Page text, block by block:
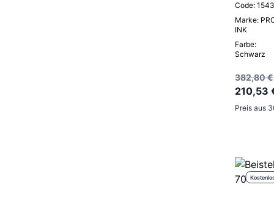
Code:
Marke:
INK
Farbe:
Schwarz
382,80 €
210,53
Preis aus